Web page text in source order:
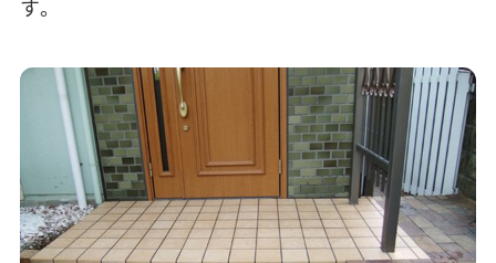
す。